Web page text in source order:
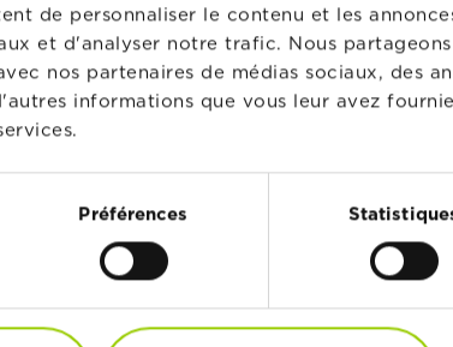
de personnaliser le contenu et les
et d'analyser notre trafic. Nous
nos partenaires de médias sociaux, des
informations que vous leur avez
Préférences
en pleine terre ou en pot. Semez en
légèrement de terre fine . Arrosez
semez toutes les 3 semaines. En hiver,
sur un rebord de fenêtre lumineux.
coriandre dans des
constante. Une fois levés, vous les
tous les 5 cm. Espacez les semis de
fraîches toute l’année. Dix jours avant
les pousses en les sortant le jour et